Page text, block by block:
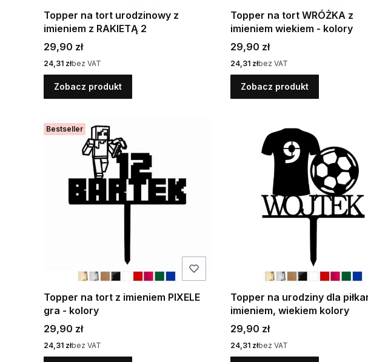
Topper na tort urodzinowy z
imieniem z RAKIETĄ 2
Cena
29,90 zł
Cena
24,31 złbez VAT
Zobacz produkt
Topper na tort WRÓŻKA z
imieniem wiekiem - kolory
Cena
29,90 zł
Cena
24,31 złbez VAT
Zobacz produkt
Bestseller
Topper na tort z imieniem PIXELE
gra - kolory
Cena
29,90 zł
Cena
24,31 złbez VAT
Topper na urodziny dla
imieniem, wiekiem kolory
Cena
29,90 zł
Cena
24,31 złbez VAT